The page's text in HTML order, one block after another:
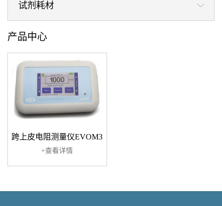
试剂耗材
产品中心
跨上皮电阻测量仪EVOM3
+查看详情